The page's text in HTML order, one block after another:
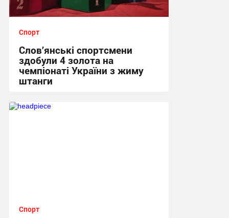
Спорт
Слов’янські спортсмени
здобули 4 золота на
чемпіонаті України з жиму
штанги
15:16, 2.07.2026
Спорт